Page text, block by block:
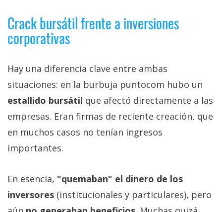
Crack bursátil frente a inversiones
corporativas
Hay una diferencia clave entre ambas
situaciones: en la burbuja puntocom hubo un
estallido bursátil que afectó directamente a las
empresas. Eran firmas de reciente creación, que
en muchos casos no tenían ingresos
importantes.
En esencia, "quemaban" el dinero de los
inversores (institucionales y particulares), pero